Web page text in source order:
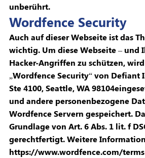
unberührt.
Wordfence Security
Auch auf dieser Webseite ist das
wichtig. Um diese Webseite – und
Hacker-Angriffen zu schützen,
„Wordfence Security“ von Defiant
Ste 4100, Seattle, WA
und andere personenbezogene
Wordfence Servern gespeichert.
Grundlage von Art. 6 Abs. 1 lit. f
gerechtfertigt. Weitere
https://www.wordfence.com/